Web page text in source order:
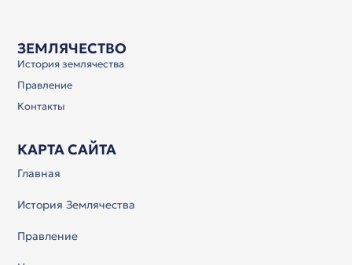
ЗЕМЛЯЧЕСТВО
История землячества
Правление
Контакты
КАРТА САЙТА
Главная
История Землячества
Правление